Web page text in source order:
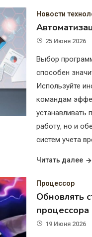
Новости
25 Июня 2026
Выбор
способен
Используйте
командам
работу, но и
систем учета
Читать далее
Процессор
Обновлять
19 Июня 2026